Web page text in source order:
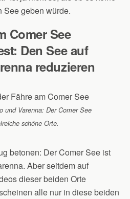
See geben würde.
Comer See
Den See auf
reduzieren
und Varenna: Der Comer See
schöne Orte.
betonen: Der Comer See ist
Aber seitdem auf
dieser beiden Orte
alle nur in diese beiden